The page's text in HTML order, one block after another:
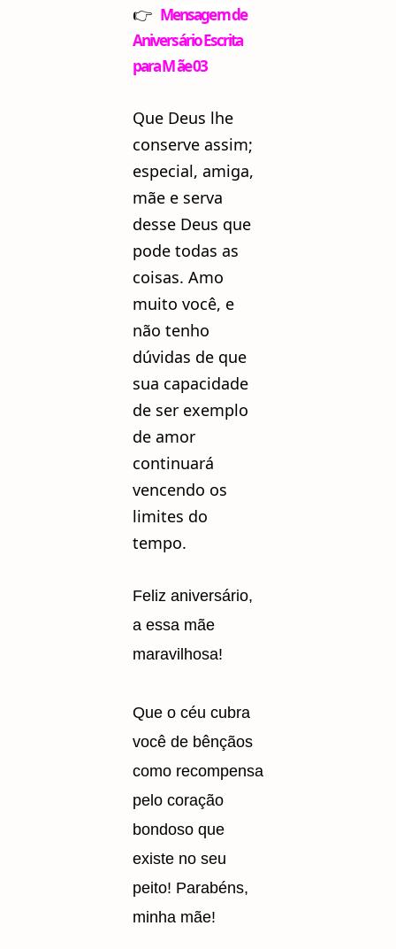
👉 Mensagem de
Aniversário Escrita
para M ãe 03
Que Deus lhe
conserve assim;
especial, amiga,
mãe e serva
desse Deus que
pode todas as
coisas. Amo
muito você, e
não tenho
dúvidas de que
sua capacidade
de ser exemplo
de amor
continuará
vencendo os
limites do
tempo.
Feliz aniversário,
a essa mãe
maravilhosa!
Que o céu cubra
você de bênçãos
como recompensa
pelo coração
bondoso que
existe no seu
peito! Parabéns,
minha mãe!